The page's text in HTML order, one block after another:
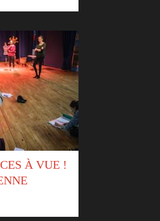
À VUE !